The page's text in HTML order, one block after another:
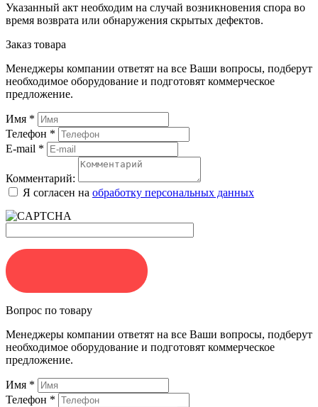
Указанный акт необходим на случай возникновения спора во
время возврата или обнаружения скрытых дефектов.
Заказ товара
Менеджеры компании ответят на все Ваши вопросы, подберут
необходимое оборудование и подготовят коммерческое
предложение.
Имя *
Телефон *
E-mail *
Комментарий:
Я согласен на обработку персональных данных
Вопрос по товару
Менеджеры компании ответят на все Ваши вопросы, подберут
необходимое оборудование и подготовят коммерческое
предложение.
Имя *
Телефон *